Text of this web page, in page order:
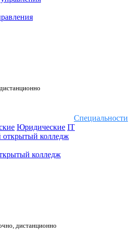
Специальности
Юридические IT
колледж
дистанционно